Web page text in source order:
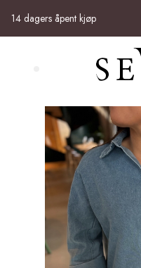
14 dagers åpent kjøp
Search (⌘K)